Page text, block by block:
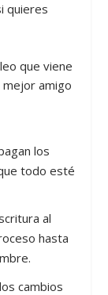
quieres
que viene
amigo
los
todo esté
al
hasta
cambios